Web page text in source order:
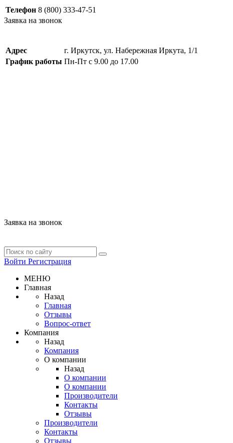
Телефон 8 (800) 333-47-51
Заявка на звонок
Адрес
г. Иркутск, ул. Набережная Иркута, 1/1
График работы Пн-Пт с 9.00 до 17.00
Заявка на звонок
Войти Регистрация
МЕНЮ
Главная
Назад
Главная
Отзывы
Вопрос-ответ
Компания
Назад
Компания
О компании
Назад
О компании
О компании
Производители
Контакты
Отзывы
Производители
Контакты
Отзывы